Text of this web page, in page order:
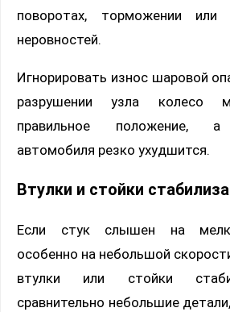
поворотах, торможении или
неровностей.
Игнорировать износ шаровой
разрушении узла колесо
правильное положение, а
автомобиля резко ухудшится.
Втулки и стойки
Если стук слышен на
особенно на небольшой
втулки или стойки
сравнительно небольшие